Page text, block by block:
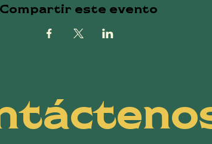
Compartir este evento